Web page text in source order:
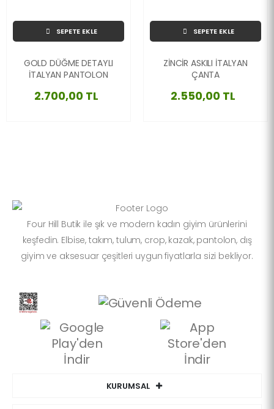
SEPETE EKLE
GOLD DÜĞME DETAYLI
İTALYAN PANTOLON
2.700,00 TL
SEPETE EKLE
ZİNCİR ASKILI İTALYAN
ÇANTA
2.550,00 TL
Four Hill Butik ile şık ve modern kadın giyim ürünlerini
keşfedin. Elbise, takım, tulum, crop, kazak, pantolon, dış
giyim ve aksesuar çeşitleri uygun fiyatlarla sizi bekliyor.
KURUMSAL